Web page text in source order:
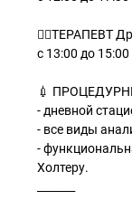
👩‍⚕ТЕРАПЕВТ
с 13:00 до
💉
- дневной
- все виды
-
Холтеру.